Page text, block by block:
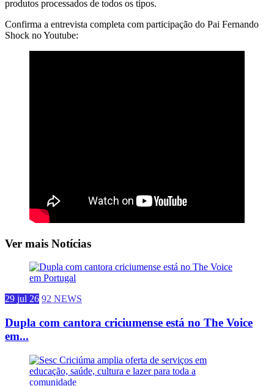
produtos processados de todos os tipos.
Confirma a entrevista completa com participação do Pai Fernando
Shock no Youtube:
Ver mais Notícias
29 jul 26 92 NEWS
Dupla com cantora criciumense está no The Voice
em...